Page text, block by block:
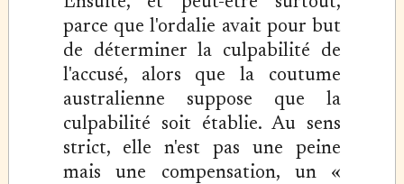
parce que l'ordalie avait pour but
de déterminer la culpabilité de
l'accusé, alors que la coutume
australienne suppose que la
culpabilité soit établie. Au sens
strict, elle n'est pas une peine
mais une compensation, un «